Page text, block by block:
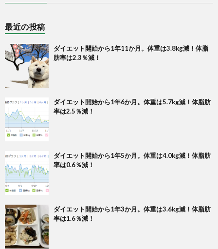
最近の投稿
ダイエット開始から1年11か月。体重は3.8kg減！体脂
肪率は2.3％減！
ダイエット開始から1年6か月。体重は5.7kg減！体脂肪
率は2.5％減！
ダイエット開始から1年5か月。体重は4.0kg減！体脂肪
率は0.6％減！
ダイエット開始から1年3か月。体重は3.6kg減！体脂肪
率は1.6％減！